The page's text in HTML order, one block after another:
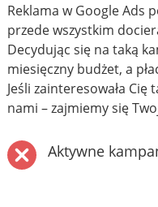
Reklama w Google Ads
przede wszystkim
Decydując się na taką
miesięczny budżet, a
Jeśli zainteresowała
nami – zajmiemy się
Aktywne